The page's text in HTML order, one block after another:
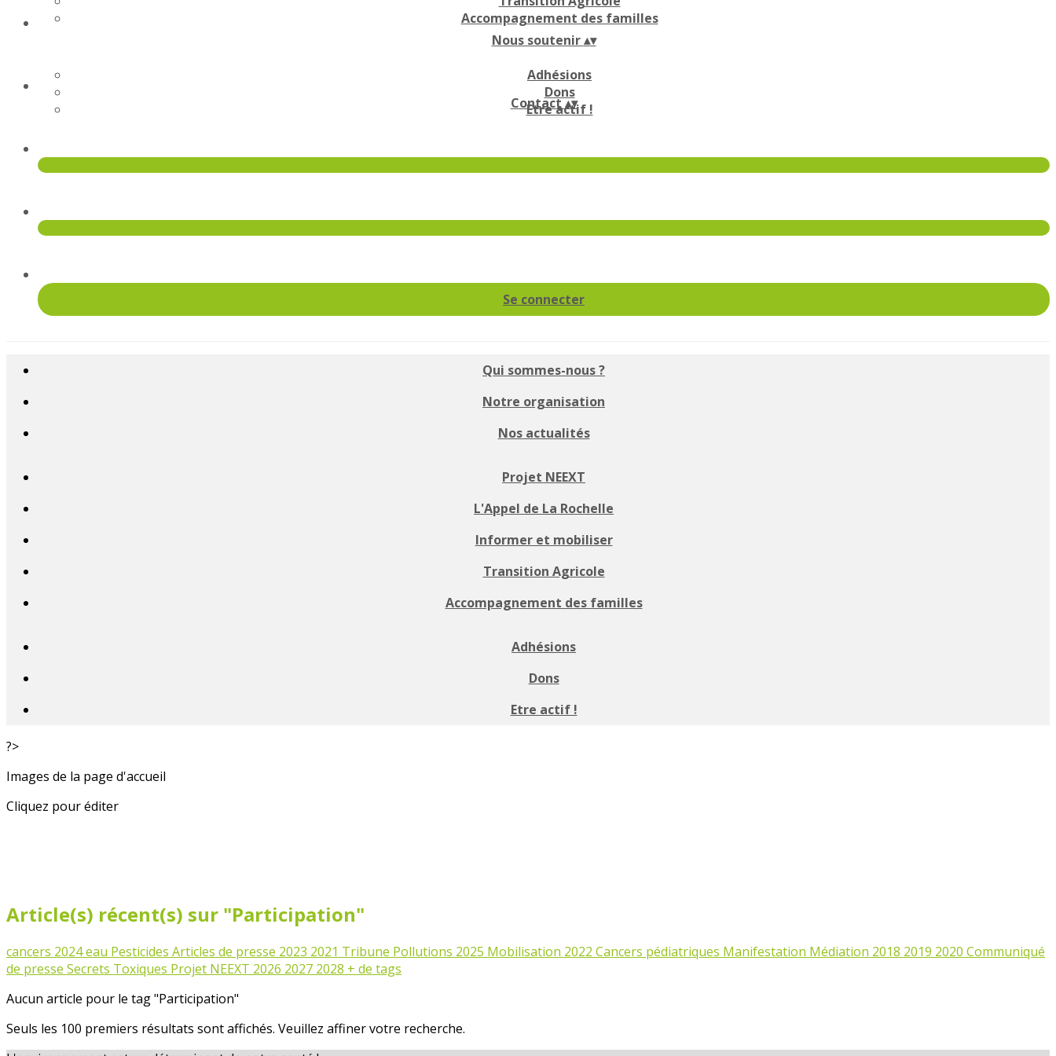
Accompagnement des familles
Nous soutenir▴▾
Adhésions
Dons
Etre actif !
Contact▴▾
Se connecter
Qui sommes-nous ?
Notre organisation
Nos actualités
Projet NEEXT
L'Appel de La Rochelle
Informer et mobiliser
Transition Agricole
Accompagnement des familles
Adhésions
Dons
Etre actif !
?>
Images de la page d'accueil
Cliquez pour éditer
Article(s) récent(s) sur "Participation"
cancers 2024eau Pesticides Articles de presse 2023 2021 Tribune Pollutions 2025 Mobilisation 2022 Cancers pédiatriques Manifestation Médiation 2018 2019 2020 Communiqué
de presse Secrets Toxiques Projet NEEXT 2026 2027 2028 + de tags
Aucun article pour le tag "Participation"
Seuls les 100 premiers résultats sont affichés. Veuillez affiner votre recherche.